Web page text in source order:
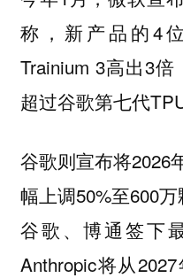
称，新产品的4
Trainium 3高出3
超过谷歌第七代TPU
谷歌则宣布将2026
幅上调50%至600
谷歌、博通签下
Anthropic将从